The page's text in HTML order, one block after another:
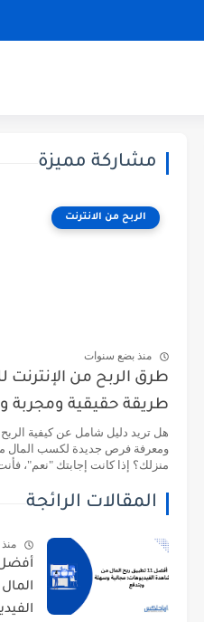
مشاركة مميزة
الربح من الانترنت
منذ بضع سنوات
طريقة حقيقية ومجربة
هل تريد دليل شامل عن كيفية الربح
ومعرفة فرص جديدة لكسب المال
منزلك؟ إذا كانت إجابتك "نعم"،
المقالات الرائجة